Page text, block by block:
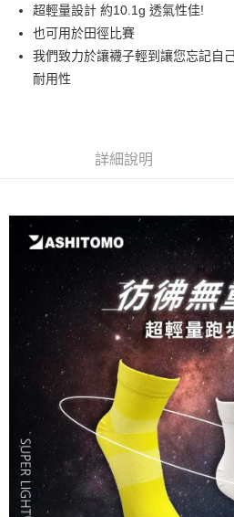
元大商業銀行
玉山商業銀行
台灣樂天信用卡公司
Google Pay
全盈+PAY
大哥付你分期
2.付款方式選擇「大哥付你分期」，訂單成
4.訂單成立30分鐘內，如未前往確認交易
消。如遇「轉專審核」未通過狀況，表示未
法說明評估內容。
【繳款方式說明】
1.分期款項不併入電信帳單，「大哥付你
醒簡訊。
2.透過簡訊連結打開帳單後，可選擇「超
帳／街口支付／iPASS MONEY」等通路繳
【注意事項】
1.本服務係由「台灣大哥大股份有限公司」
用戶於交易時，得透過本服務購買商品或
買賣價金債權讓與本公司後，依約使用本
2.基於同意付款使用「大哥付你分期」之契
資料（包含姓名、電話或地址）提供予台灣
由本公司與您本人進行分期帳單所需資料之
3.完整用戶服務條款，請詳閱以下連結：
便利好安心！
１．簡單：不需註冊會員、不需綁卡、不需
２．便利：只要手機號碼，簡訊認證，即可
３．安心：先確認商品／服務後，再付款。
【「AFTEE先享後付」結帳流程】
１．於結帳方式選擇「AFTEE先享後付」
結帳頁面，進行簡訊認證並確認金額後，即
２．訂單成立數日內，您將收到繳費通知簡
３．收到繳費通知簡訊後14天內，點擊此
ATM／網路銀行／等多元方式進行付款，方
※ 請注意：結帳手續完成當下不需立刻繳
購買商品的店家。未經商家同意取消之訂
後付繳納相關費用。
※ 交易是否成功請以「AFTEE先享後付 」
是否繳費成功／繳費後需取消欲退款等相
客戶支援中心」 https://
【注意事項】
運送方式
Find-things找好物-宅配
每筆NT$100，滿NT$499(含以上)免運
超輕量設計 約10.1g 透氣性佳!
也可用於田徑比賽
我們致力於讓襪子輕到讓您忘記自
耐用性
詳細說明